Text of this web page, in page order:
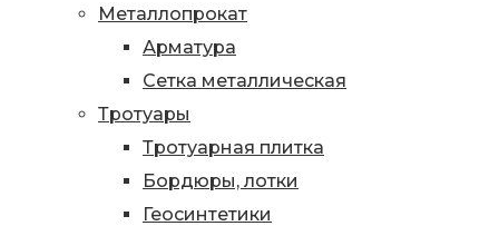
Металлопрокат
Арматура
Сетка металлическая
Тротуары
Тротуарная плитка
Бордюры, лотки
Геосинтетики